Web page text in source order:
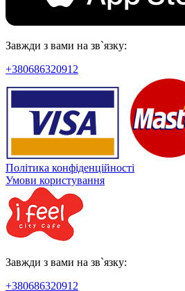
Завжди з вами на зв`язку:
+380686320912
Політика конфіденційності
Умови користування
Завжди з вами на зв`язку:
+380686320912